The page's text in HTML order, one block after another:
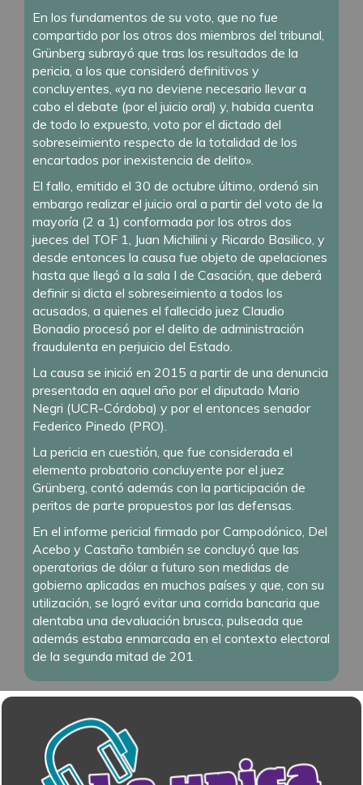
En los fundamentos de su voto, que no fue
compartido por los otros dos miembros del tribunal,
Grünberg subrayó que tras los resultados de la
pericia, a los que consideró definitivos y
concluyentes, «ya no deviene necesario llevar a
cabo el debate (por el juicio oral) y, habida cuenta
de todo lo expuesto, voto por el dictado del
sobreseimiento respecto de la totalidad de los
encartados por inexistencia de delito».
El fallo, emitido el 30 de octubre último, ordenó sin
embargo realizar el juicio oral a partir del voto de la
mayoría (2 a 1) conformada por los otros dos
jueces del TOF 1, Juan Michilini y Ricardo Basilico, y
desde entonces la causa fue objeto de apelaciones
hasta que llegó a la sala I de Casación, que deberá
definir si dicta el sobreseimiento a todos los
acusados, a quienes el fallecido juez Claudio
Bonadio procesó por el delito de administración
fraudulenta en perjuicio del Estado.
La causa se inició en 2015 a partir de una denuncia
presentada en aquel año por el diputado Mario
Negri (UCR-Córdoba) y por el entonces senador
Federico Pinedo (PRO).
La pericia en cuestión, que fue considerada el
elemento probatorio concluyente por el juez
Grünberg, contó además con la participación de
peritos de parte propuestos por las defensas.
En el informe pericial firmado por Campodónico, Del
Acebo y Castaño también se concluyó que las
operatorias de dólar a futuro son medidas de
gobierno aplicadas en muchos países y que, con su
utilización, se logró evitar una corrida bancaria que
alentaba una devaluación brusca, pulseada que
además estaba enmarcada en el contexto electoral
de la segunda mitad de 201